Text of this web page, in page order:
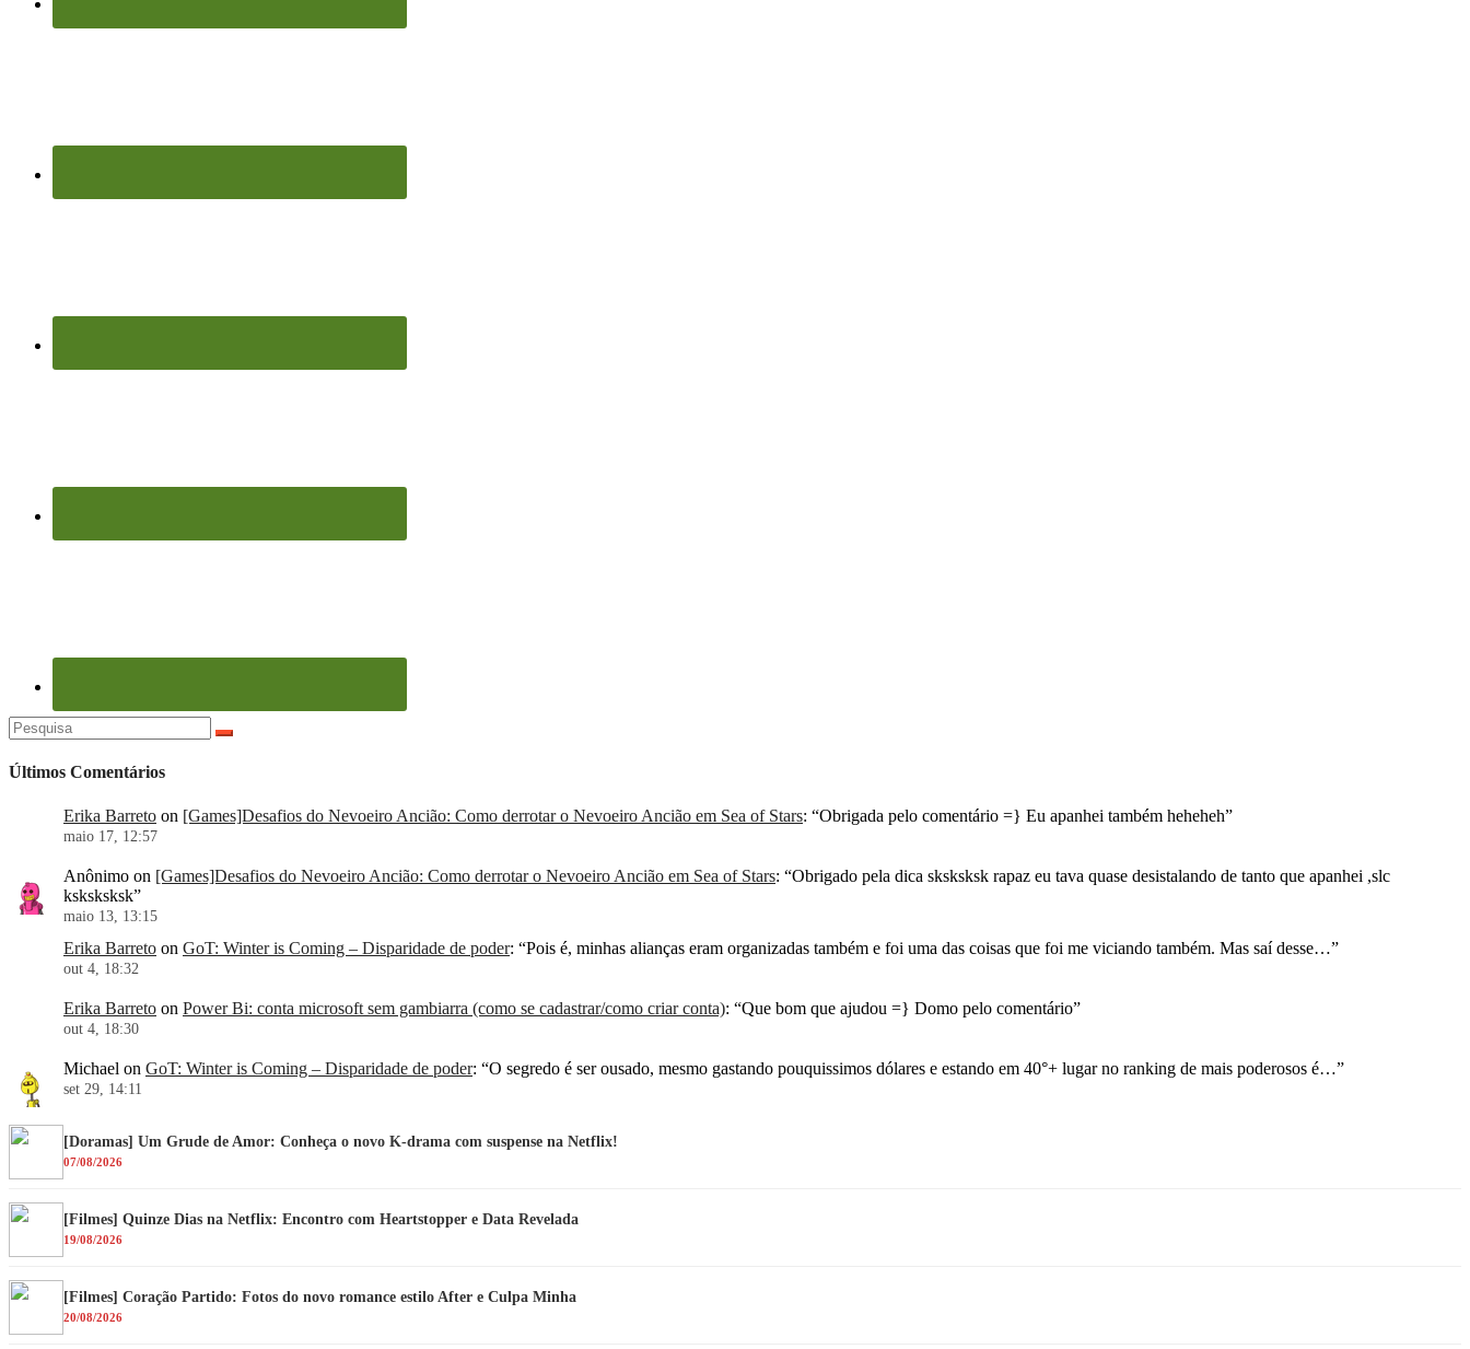
Pesquisar
por:
Últimos Comentários
Erika Barreto on [Games]Desafios do Nevoeiro Ancião: Como derrotar o Nevoeiro Ancião em Sea of Stars: “Obrigada pelo comentário =} Eu apanhei também heheheh”
maio 17, 12:57
Anônimo on [Games]Desafios do Nevoeiro Ancião: Como derrotar o Nevoeiro Ancião em Sea of Stars: “Obrigado pela dica sksksksk rapaz eu tava quase desistalando de tanto que apanhei ,slc
ksksksksk”
maio 13, 13:15
Erika Barreto on GoT: Winter is Coming – Disparidade de poder: “Pois é, minhas alianças eram organizadas também e foi uma das coisas que foi me viciando também. Mas saí desse…”
out 4, 18:32
Erika Barreto on Power Bi: conta microsoft sem gambiarra (como se cadastrar/como criar conta): “Que bom que ajudou =} Domo pelo comentário”
out 4, 18:30
Michael on GoT: Winter is Coming – Disparidade de poder: “O segredo é ser ousado, mesmo gastando pouquissimos dólares e estando em 40°+ lugar no ranking de mais poderosos é…”
set 29, 14:11
[Doramas] Um Grude de Amor: Conheça o novo K-drama com suspense na Netflix!
07/08/2026
[Filmes] Quinze Dias na Netflix: Encontro com Heartstopper e Data Revelada
19/08/2026
[Filmes] Coração Partido: Fotos do novo romance estilo After e Culpa Minha
20/08/2026